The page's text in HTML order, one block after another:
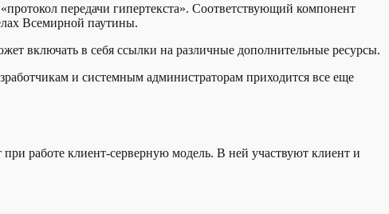
передачи гипертекста». Соответствующий компонент
Всемирной паутины.
включать в себя ссылки на различные дополнительные ресурсы.
и системным администраторам приходится все еще
работе клиент-серверную модель. В ней участвуют клиент и